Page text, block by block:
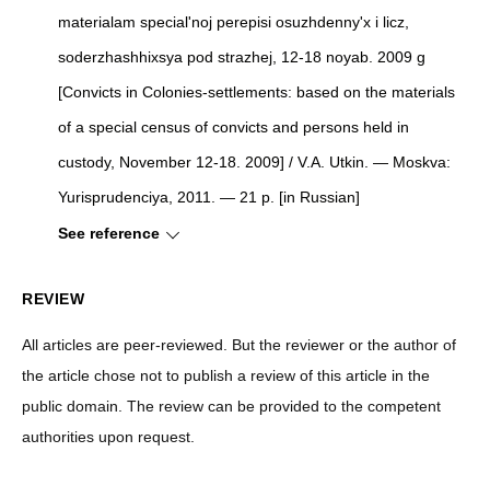
materialam special'noj perepisi osuzhdenny'x i licz,
soderzhashhixsya pod strazhej, 12-18 noyab. 2009 g
[Convicts in Colonies-settlements: based on the materials
of a special census of convicts and persons held in
custody, November 12-18. 2009] / V.A. Utkin. — Moskva:
Yurisprudenciya, 2011. — 21 p. [in Russian]
See reference
REVIEW
All articles are peer-reviewed. But the reviewer or the author of
the article chose not to publish a review of this article in the
public domain. The review can be provided to the competent
authorities upon request.